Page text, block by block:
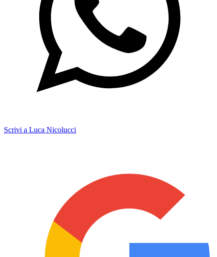
Scrivi a Luca Nicolucci